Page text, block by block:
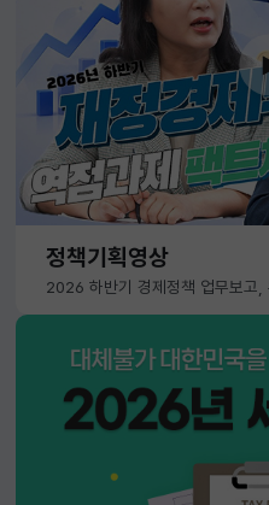
정책기획영상
2026 하반기 경제정책 업무보고,